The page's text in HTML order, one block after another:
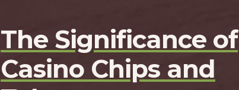
The Significance of
Casino Chips and